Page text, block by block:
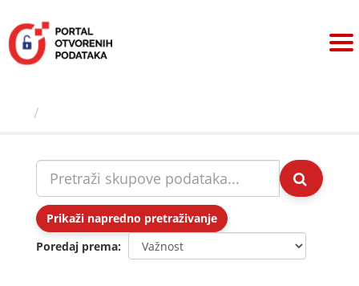
sadržaj
Prikaži napredno pretraživanje
Poredaj prema